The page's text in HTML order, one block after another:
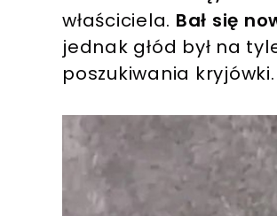
właściciela. Bał się
jednak głód był na
poszukiwania